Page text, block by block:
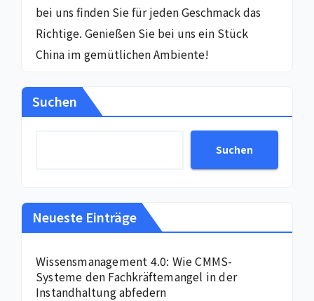
bei uns finden Sie für jeden Geschmack das
Richtige. Genießen Sie bei uns ein Stück
China im gemütlichen Ambiente!
Suchen
Suchen
Neueste Einträge
Wissensmanagement 4.0: Wie CMMS-
Systeme den Fachkräftemangel in der
Instandhaltung abfedern